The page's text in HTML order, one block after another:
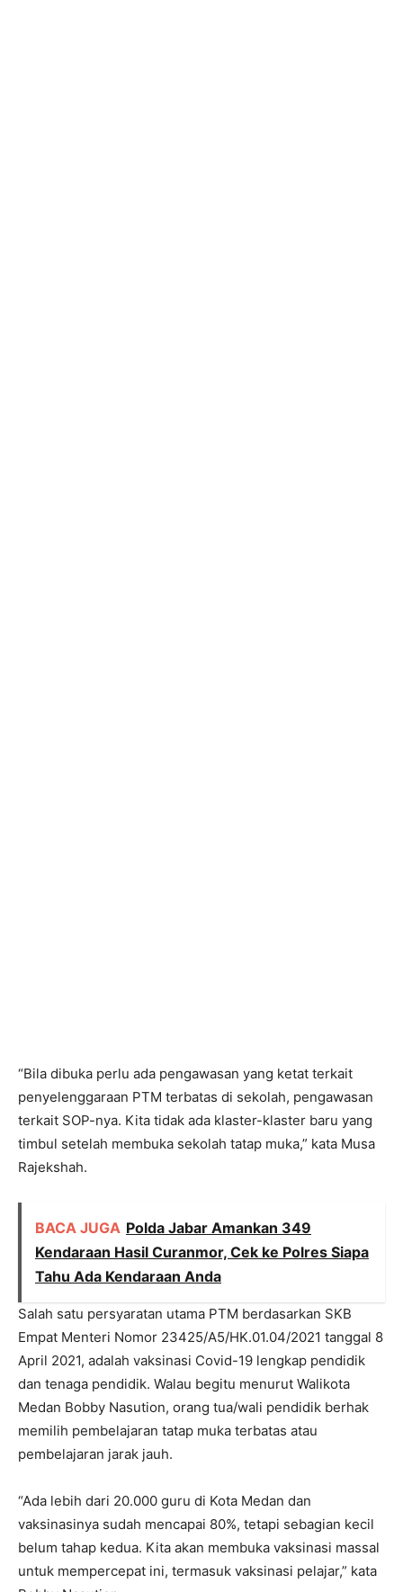
“Bila dibuka perlu ada pengawasan yang ketat terkait
penyelenggaraan PTM terbatas di sekolah, pengawasan
terkait SOP-nya. Kita tidak ada klaster-klaster baru yang
timbul setelah membuka sekolah tatap muka,” kata Musa
Rajekshah.
BACA JUGA Polda Jabar Amankan 349
Kendaraan Hasil Curanmor, Cek ke Polres Siapa
Tahu Ada Kendaraan Anda
Salah satu persyaratan utama PTM berdasarkan SKB
Empat Menteri Nomor 23425/A5/HK.01.04/2021 tanggal 8
April 2021, adalah vaksinasi Covid-19 lengkap pendidik
dan tenaga pendidik. Walau begitu menurut Walikota
Medan Bobby Nasution, orang tua/wali pendidik berhak
memilih pembelajaran tatap muka terbatas atau
pembelajaran jarak jauh.
“Ada lebih dari 20.000 guru di Kota Medan dan
vaksinasinya sudah mencapai 80%, tetapi sebagian kecil
belum tahap kedua. Kita akan membuka vaksinasi massal
untuk mempercepat ini, termasuk vaksinasi pelajar,” kata